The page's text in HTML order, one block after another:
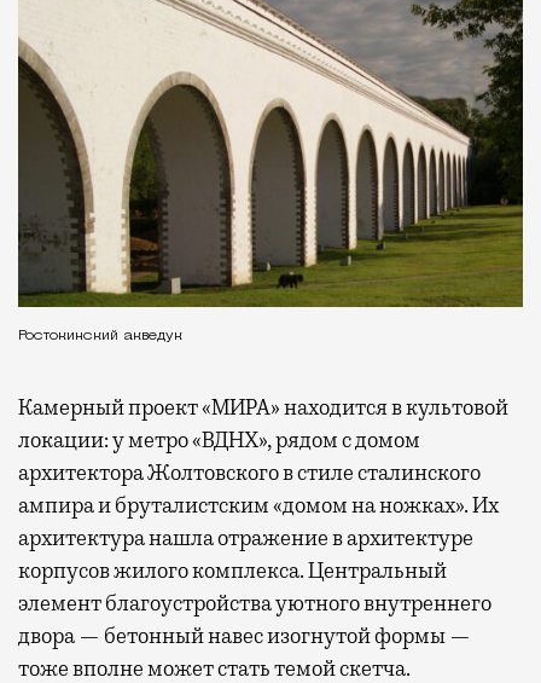
Ростокинский акведук
Камерный проект «МИРА» находится в культовой
локации: у метро «ВДНХ», рядом с домом
архитектора Жолтовского в стиле сталинского
ампира и бруталистским «домом на ножках». Их
архитектура нашла отражение в архитектуре
корпусов жилого комплекса. Центральный
элемент благоустройства уютного внутреннего
двора — бетонный навес изогнутой формы —
тоже вполне может стать темой скетча.